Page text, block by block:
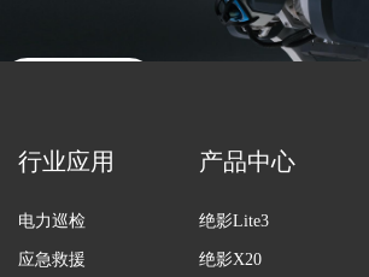
行业应用
电力巡检
应急救援
产品中心
绝影Lite3
绝影X20